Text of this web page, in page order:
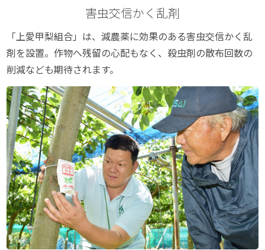
害虫交信かく乱剤
「上愛甲梨組合」は、減農薬に効果のある害虫交信かく乱
剤を設置。作物へ残留の心配もなく、殺虫剤の散布回数の
削減なども期待されます。